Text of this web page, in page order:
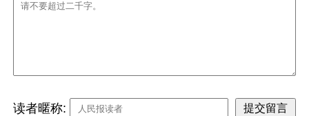
读者暱称: